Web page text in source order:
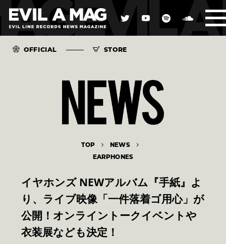
OFFICIAL STORE
TOP NEWS
EARPHONES
イヤホンズ NEWアルバム『手紙』よ
り、ライブ映像「一件落着ゴ用心」が
公開！オンライントークイベントや
衣装展なども決定！